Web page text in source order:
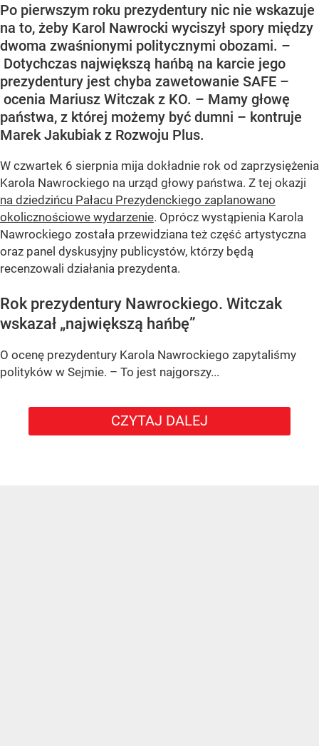
Po pierwszym roku prezydentury nic nie wskazuje
na to, żeby Karol Nawrocki wyciszył spory między
dwoma zwaśnionymi politycznymi obozami. –
Dotychczas największą hańbą na karcie jego
prezydentury jest chyba zawetowanie SAFE –
ocenia Mariusz Witczak z KO. – Mamy głowę
państwa, z której możemy być dumni – kontruje
Marek Jakubiak z Rozwoju Plus.
W czwartek 6 sierpnia mija dokładnie rok od zaprzysiężenia
Karola Nawrockiego na urząd głowy państwa. Z tej okazji
na dziedzińcu Pałacu Prezydenckiego zaplanowano
okolicznościowe wydarzenie. Oprócz wystąpienia Karola
Nawrockiego została przewidziana też część artystyczna
oraz panel dyskusyjny publicystów, którzy będą
recenzowali działania prezydenta.
Rok prezydentury Nawrockiego. Witczak
wskazał „największą hańbę”
O ocenę prezydentury Karola Nawrockiego zapytaliśmy
polityków w Sejmie. – To jest najgorszy...
CZYTAJ DALEJ